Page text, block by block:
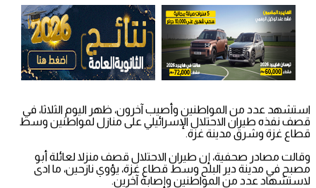
استشهد عدد من المواطنين وأصيب آخرون، ظهر اليوم الثلاثا، في
قصف نفذه طيران الاحتلال الإسرائيلي على منازل لمواطنين وسط
قطاع غزة وشرق مدينة غزة.
وقالت مصادر صحفية، إن طيران الاحتلال قصف منزلا لعائلة أبو
مصبح في مدينة دير البلح وسط قطاع غزة، يؤوي نازحين، ما ادى
لاستشهاد عدد من المواطنين وإصابة آخرين.